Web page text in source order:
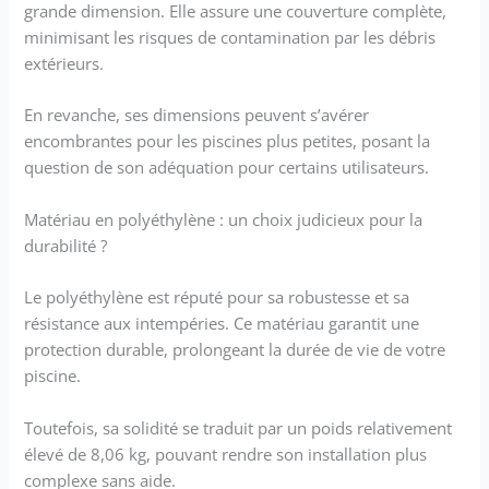
grande dimension. Elle assure une couverture complète,
minimisant les risques de contamination par les débris
extérieurs.
En revanche, ses dimensions peuvent s’avérer
encombrantes pour les piscines plus petites, posant la
question de son adéquation pour certains utilisateurs.
Matériau en polyéthylène : un choix judicieux pour la
durabilité ?
Le polyéthylène est réputé pour sa robustesse et sa
résistance aux intempéries. Ce matériau garantit une
protection durable, prolongeant la durée de vie de votre
piscine.
Toutefois, sa solidité se traduit par un poids relativement
élevé de 8,06 kg, pouvant rendre son installation plus
complexe sans aide.